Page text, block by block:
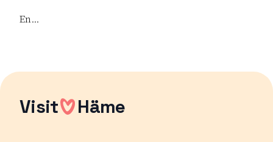
En...
Visit Häme